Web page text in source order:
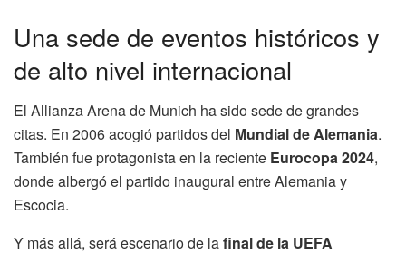
Una sede de eventos históricos y
de alto nivel internacional
El Allianza Arena de Munich ha sido sede de grandes
citas. En 2006 acogió partidos del Mundial de Alemania.
También fue protagonista en la reciente Eurocopa 2024,
donde albergó el partido inaugural entre Alemania y
Escocia.
Y más allá, será escenario de lafinal de la UEFA